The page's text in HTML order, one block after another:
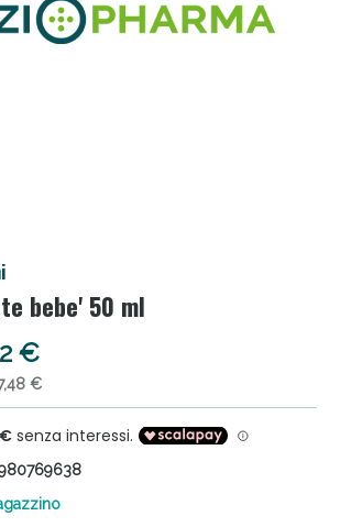
bebe' 50 ml
€
€
oggi Sconto extra fino al